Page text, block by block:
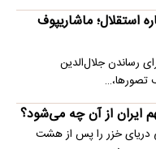
استقلال؛ ماشاریپوف
رساندن جلال‌الدین
تصورها،…
ایران از آن چه می‌شود؟
دریای خزر را پس از هشت